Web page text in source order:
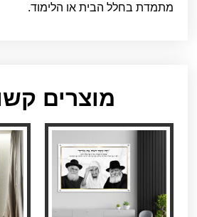
מתמדת בחלל הבית או הלימוד.
מוצרים